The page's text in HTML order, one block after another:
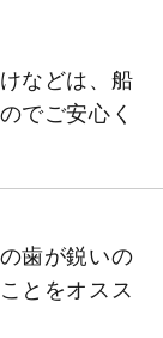
などは、船
でご安心く
歯が鋭いの
とをオスス